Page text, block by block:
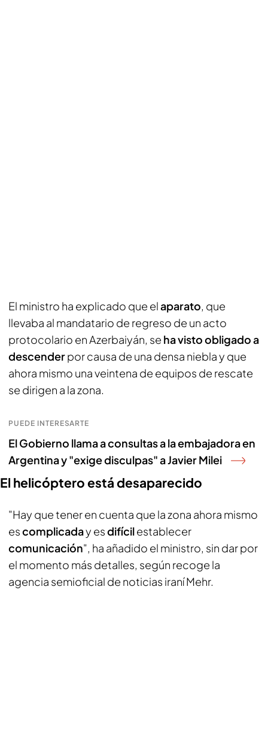
El ministro ha explicado que elaparato, que
llevaba al mandatario de regreso de un acto
protocolario en Azerbaiyán, se ha visto obligado a
descenderpor causa de una densa niebla y que
ahora mismo una veintena de equipos de rescate
se dirigen a la zona.
PUEDE INTERESARTE
El Gobierno llama a consultas a la embajadora en
Argentina y "exige disculpas" a Javier Milei
El helicóptero está desaparecido
"Hay que tener en cuenta que la zona ahora mismo
escomplicaday esdifícilestablecer
comunicación", ha añadido el ministro, sin dar por
el momento más detalles, según recoge la
agencia semioficial de noticias iraní Mehr.